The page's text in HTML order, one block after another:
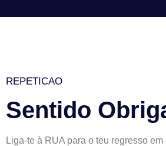
REPETICAO
Sentido
Liga-te à RUA para o teu regresso